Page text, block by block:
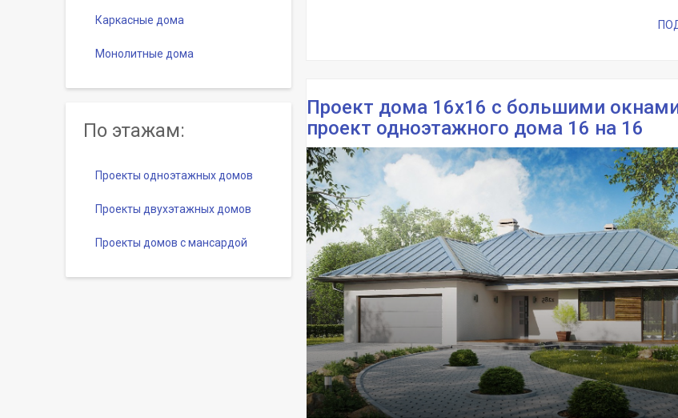
Проект дома 16х16 с большими
проект одноэтажного дома 16 на 16
Каркасные дома
Монолитные дома
По этажам:
Проекты одноэтажных домов
Проекты двухэтажных домов
Проекты домов с мансардой